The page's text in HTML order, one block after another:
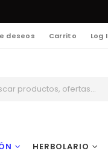
deseos Carrito Log
HERBOLARIO